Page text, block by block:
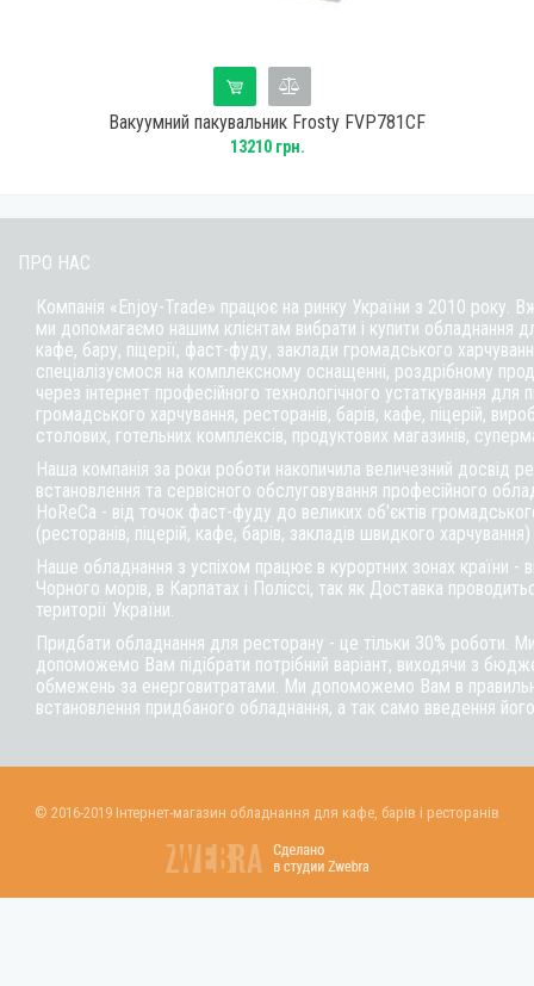
Вакуумний пакувальник Frosty FVP781CF
13210 грн.
ПРО НАС
Компанія «Enjoy-Trade» працює на ринку України з 2010 року.
ми допомагаємо нашим клієнтам вибрати і купити обладнання
кафе, бару, піцерії, фаст-фуду, заклади громадського
спеціалізуємося на комплексному оснащенні, роздрібному
через інтернет професійного технологічного устаткування для
громадського харчування, ресторанів, барів, кафе, піцерій,
столових, готельних комплексів, продуктових магазинів,
Наша компанія за роки роботи накопичила величезний досвід
встановлення та сервісного обслуговування професійного
HoReCa - від точок фаст-фуду до великих об'єктів
(ресторанів, піцерій, кафе, барів, закладів швидкого харчування)
Наше обладнання з успіхом працює в курортних зонах країни -
Чорного морів, в Карпатах і Поліссі, так як Доставка
території України.
Придбати обладнання для ресторану - це тільки 30% роботи.
допоможемо Вам підібрати потрібний варіант, виходячи з
обмежень за енерговитратами. Ми допоможемо Вам в
встановлення придбаного обладнання, а так само введення
© 2016-2019 Інтернет-магазин обладнання для кафе, барів і ресторанів